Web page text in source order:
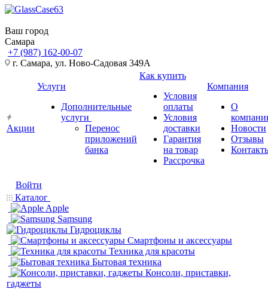
Ваш город
Самара
+7 (987) 162-00-07
г. Самара, ул. Ново-Садовая 349А
Акции
Услуги
Дополнительные
услуги
Перенос
приложений
банка
Как купить
Условия
оплаты
Условия
доставки
Гарантия
на товар
Рассрочка
Компания
О
Новости
Отзывы
Войти
Каталог
Apple
Samsung
Гидроциклы
Смартфоны и аксессуары
Техника для красоты
Бытовая техника
Консоли, приставки,
гаджеты